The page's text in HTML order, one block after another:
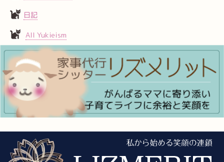
日記
All Yukieism